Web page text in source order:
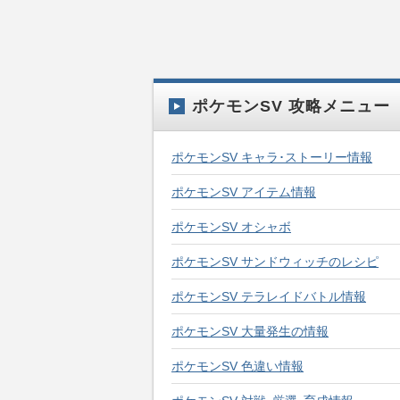
ポケモンSV 攻略メニュー
ポケモンSV キャラ･ストーリー情報
ポケモンSV アイテム情報
ポケモンSV オシャボ
ポケモンSV サンドウィッチのレシピ
ポケモンSV テラレイドバトル情報
ポケモンSV 大量発生の情報
ポケモンSV 色違い情報